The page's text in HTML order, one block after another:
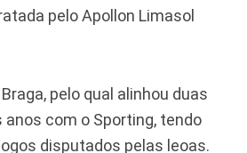
pelo Apollon Limasol
pelo qual alinhou duas
com o Sporting, tendo
disputados pelas leoas.